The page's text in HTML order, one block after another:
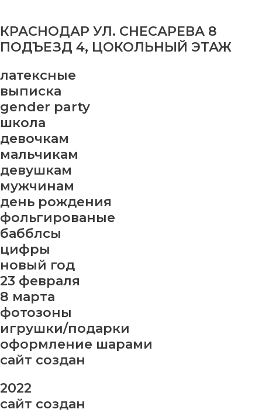
КРАСНОДАР УЛ. СНЕСАРЕВА 8
ПОДЪЕЗД 4, ЦОКОЛЬНЫЙ ЭТАЖ
латексные
выписка
gender party
школа
девочкам
мальчикам
девушкам
мужчинам
день рождения
фольгированые
бабблсы
цифры
новый год
23 февраля
8 марта
фотозоны
игрушки/подарки
оформление шарами
сайт создан
2022
сайт создан